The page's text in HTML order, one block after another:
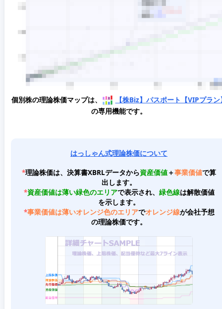
個別株の理論株価マップは、
【株Biz】パスポート【VIPプラン
の専用機能です。
はっしゃん式理論株価について
*理論株価は、決算書XBRLデータから資産価値＋事業価値で算
出します。
*資産価値は薄い緑色のエリアで表示され、 緑色線は解散価値
を示します。
*事業価値は薄いオレンジ色のエリアでオレンジ線が会社予想
の理論株価です。